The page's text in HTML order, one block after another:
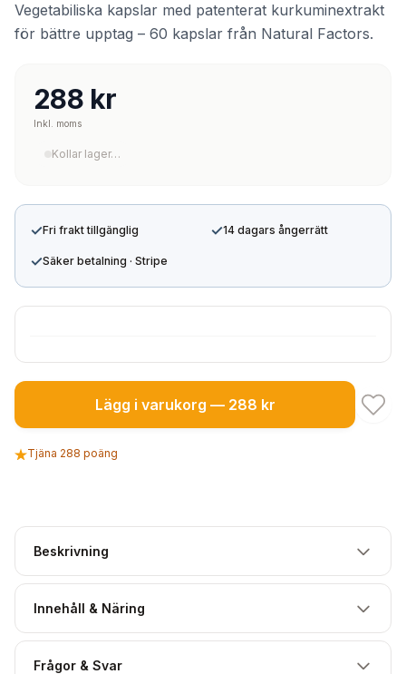
Vegetabiliska kapslar med patenterat kurkuminextrakt
för bättre upptag – 60 kapslar från Natural Factors.
288 kr
Inkl. moms
Kollar lager…
✓Fri frakt tillgänglig ✓14 dagars ångerrätt
✓Säker betalning · Stripe
Lägg i varukorg — 288 kr
Tjäna 288 poäng
Beskrivning
Innehåll & Näring
Frågor & Svar